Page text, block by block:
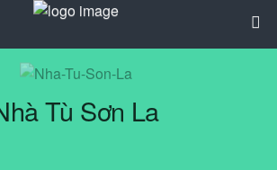
Tù Sơn La